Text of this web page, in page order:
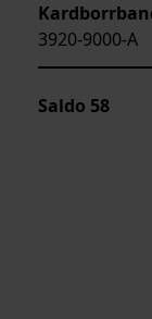
3920-9000-A
Saldo 58